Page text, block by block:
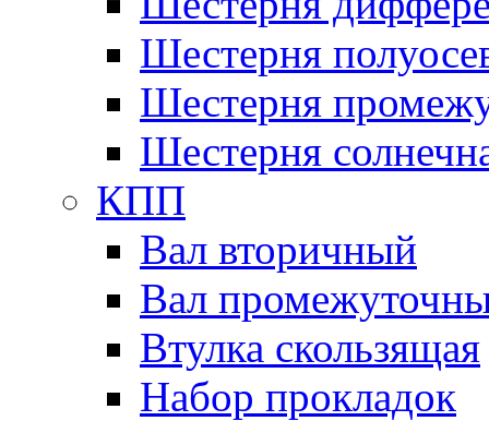
Шестерня
Шестерня
Шестерня
КПП
Вал вторичный
Вал
Втулка скользящая
Набор прокладок